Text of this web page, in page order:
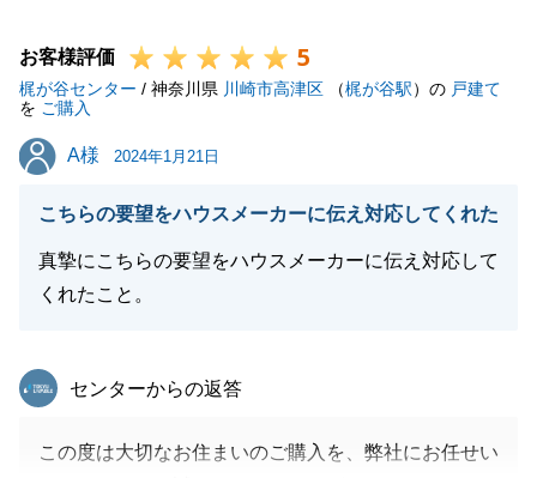
お客様評価 5
梶が谷センター / 神奈川県 川崎市高津区 （梶が谷駅）の 戸建て
を ご購入
A様
A様 2024年1月21日
こちらの要望をハウスメーカーに伝え対応してくれた
真摯にこちらの要望をハウスメーカーに伝え対応して
くれたこと。
東急リバブル
センターからの返答
この度は大切なお住まいのご購入を、弊社にお任せい